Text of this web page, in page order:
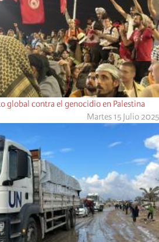
global contra el genocidio en Palestina
Martes 15 Julio 2025